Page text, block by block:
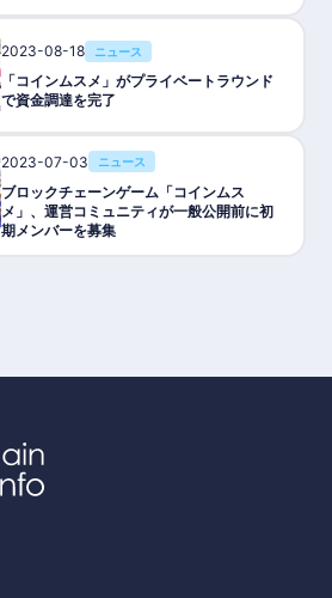
2023-08-18 ニュース
「コインムスメ」がプライベートラウンド
で資金調達を完了
2023-07-03 ニュース
ブロックチェーンゲーム「コインムス
メ」、運営コミュニティが一般公開前に初
期メンバーを募集